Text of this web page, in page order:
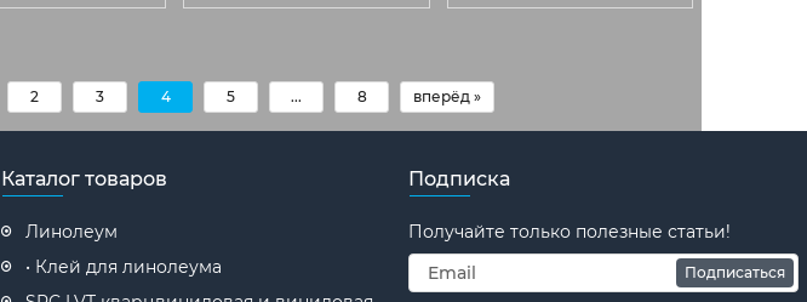
2 3 4 5 ... 8 вперёд »
Каталог товаров
Линолеум
• Клей для линолеума
Подписка
Получайте только полезные статьи!
Подписаться